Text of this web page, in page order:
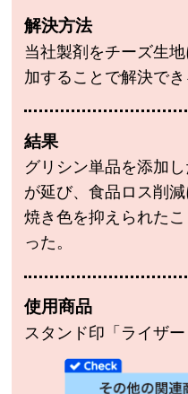
解決方法
当社製剤をチーズ生
加することで解決でき
結果
グリシン単品を添加
が延び、食品ロス削減
焼き色を抑えられた
った。
使用商品
スタンド印「ライザー